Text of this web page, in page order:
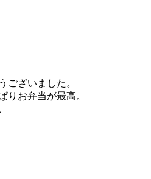
ございました。
りお弁当が最高。